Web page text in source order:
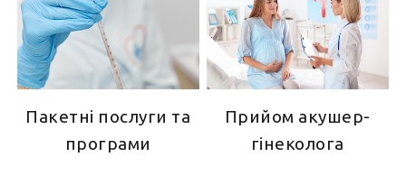
Пакетні послуги та
програми
Прийом акушер-
гінеколога